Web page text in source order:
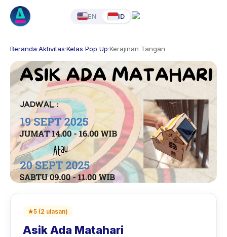
EN ID
Beranda·Aktivitas·Kelas Pop Up·Kerajinan Tangan
★5 (2 ulasan)
Asik Ada Matahari